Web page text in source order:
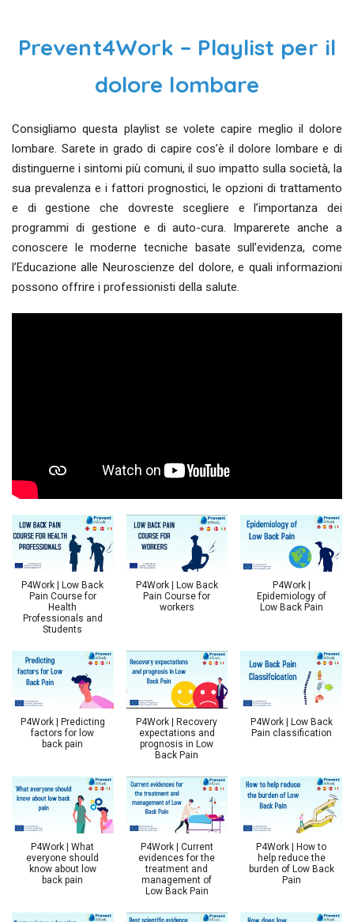
Prevent4Work – Playlist per il
dolore lombare
Consigliamo questa playlist se volete capire meglio il dolore
lombare. Sarete in grado di capire cos’è il dolore lombare e di
distinguerne i sintomi più comuni, il suo impatto sulla società, la
sua prevalenza e i fattori prognostici, le opzioni di trattamento
e di gestione che dovreste scegliere e l’importanza dei
programmi di gestione e di auto-cura. Imparerete anche a
conoscere le moderne tecniche basate sull’evidenza, come
l’Educazione alle Neuroscienze del dolore, e quali informazioni
possono offrire i professionisti della salute.
P4Work | Low Back
Pain Course for
Health
Professionals and
Students
P4Work | Low Back
Pain Course for
workers
P4Work |
Epidemiology of
Low Back Pain
P4Work | Predicting
factors for low
back pain
P4Work | Recovery
expectations and
prognosis in Low
Back Pain
P4Work | Low Back
Pain classification
P4Work | What
everyone should
know about low
back pain
P4Work | Current
evidences for the
treatment and
management of
Low Back Pain
P4Work | How to
help reduce the
burden of Low Back
Pain